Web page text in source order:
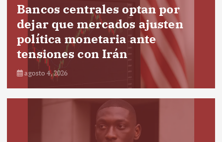
Bancos centrales optan por
dejar que mercados ajusten
política monetaria ante
tensiones con Irán
agosto 4, 2026